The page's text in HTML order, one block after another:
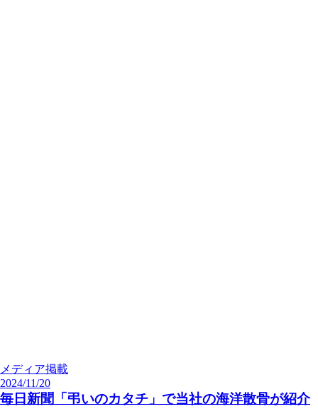
メディア掲載
2024/11/20
毎日新聞「弔いのカタチ」で当社の海洋散骨が紹介